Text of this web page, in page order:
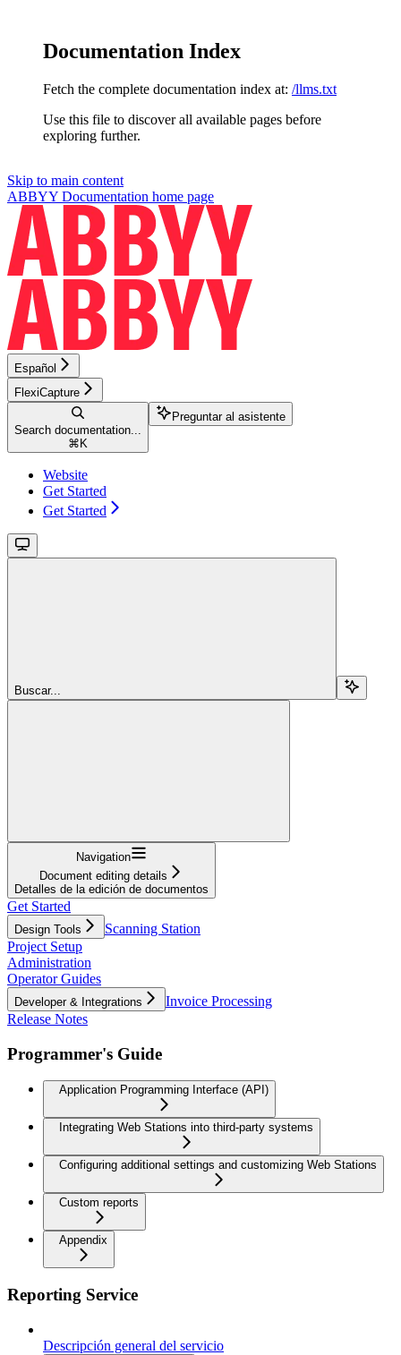
Documentation Index
Fetch the complete documentation index at: /llms.txt
Use this file to discover all available pages before
exploring further.
Skip to main content
ABBYY Documentation home page
Español
FlexiCapture
Search documentation...
⌘ K
Preguntar al asistente
Website
Get Started
Get Started
Buscar...
Navigation
Document editing details
Detalles de la edición de documentos
Get Started
Design Tools
Scanning Station
Project Setup
Administration
Operator Guides
Developer & Integrations
Invoice Processing
Release Notes
Programmer's Guide
Application Programming Interface (API)
Integrating Web Stations into third-party systems
Configuring additional settings and customizing Web Stations
Custom reports
Appendix
Reporting Service
Descripción general del servicio